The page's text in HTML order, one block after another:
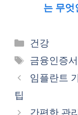
는 무엇
Categories
건강
Tags
금융인증서
임플란트
팁
간편한 관